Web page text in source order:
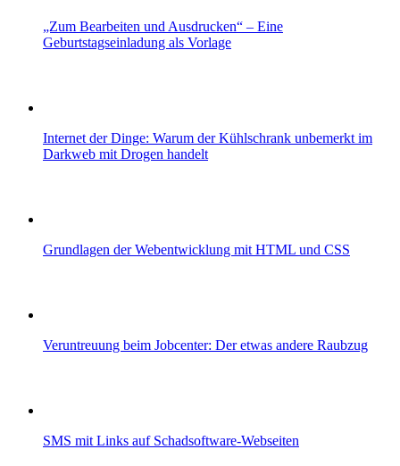
„Zum Bearbeiten und Ausdrucken“ – Eine
Geburtstagseinladung als Vorlage
Internet der Dinge: Warum der Kühlschrank unbemerkt im
Darkweb mit Drogen handelt
Grundlagen der Webentwicklung mit HTML und CSS
Veruntreuung beim Jobcenter: Der etwas andere Raubzug
SMS mit Links auf Schadsoftware-Webseiten